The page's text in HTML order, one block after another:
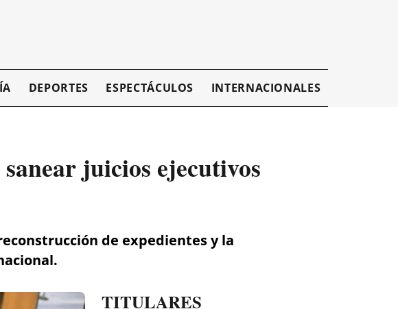
DEPORTES ESPECTÁCULOS INTERNACIONALES
juicios ejecutivos
de expedientes y la
TITULARES